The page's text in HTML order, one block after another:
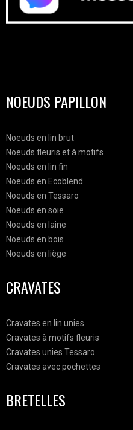
NOEUDS PAPILLON
Noeuds en lin brut
Noeuds fleuris et à motifs
Noeuds en lin fin
Noeuds en Ecoblend
Noeuds en Tessaro
Noeuds en soie
Noeuds en laine
Noeuds en bois
Noeuds en liège
CRAVATES
Cravates en lin unies
Cravates à motifs fleuris
Cravates unies Tessaro
Cravates avec pochettes
BRETELLES